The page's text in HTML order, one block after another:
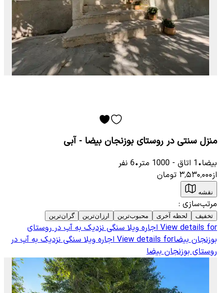
منزل سنتی در روستای بوزنجان بیضا - آبی
بیضا•
1 اتاق -
1000 متر•
6 نفر
از۳٬۵۳۰٬۰۰۰ تومان
نقشه
مرتب‌سازی :
تخفیف لحظه آخری محبوب‌ترین ارزان‌ترین گران‌ترین
View details for اجاره ویلا سنگی نزدیک به آب در روستای
بوزنجان بیضاView details for اجاره ویلا سنگی نزدیک به آب در
روستای بوزنجان بیضا